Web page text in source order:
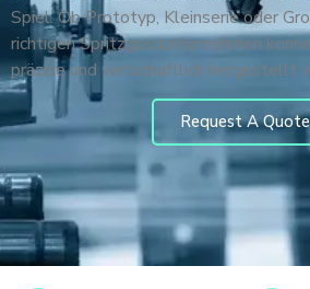
Spiel. Ob Prototyp, Kleinserie oder
richtigen Spritzgussunternehmen
präzise und wirtschaftlich hergestellt
Request A Quote